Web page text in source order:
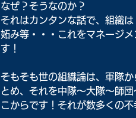
なぜ？そうなのか？
それはカンタンな話で、組織
妬み等・・・これをマネージ
す！
そもそも世の組織論は、軍隊
とめ、それを中隊～大隊～師
こからです！それが数多くの